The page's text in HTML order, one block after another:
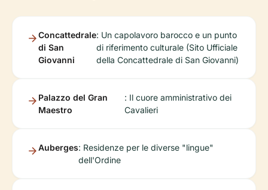
Concattedrale
di San
Giovanni
: Un capolavoro barocco e un punto
di riferimento culturale (Sito Ufficiale
della Concattedrale di San Giovanni)
Palazzo del Gran
Maestro
: Il cuore amministrativo dei
Cavalieri
Auberges: Residenze per le diverse "lingue"
dell'Ordine